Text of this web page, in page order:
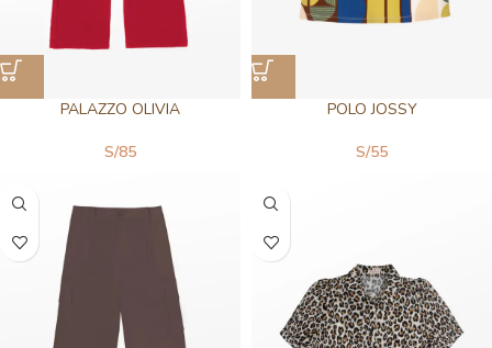
PALAZZO OLIVIA
S/85
POLO JOSSY
S/55